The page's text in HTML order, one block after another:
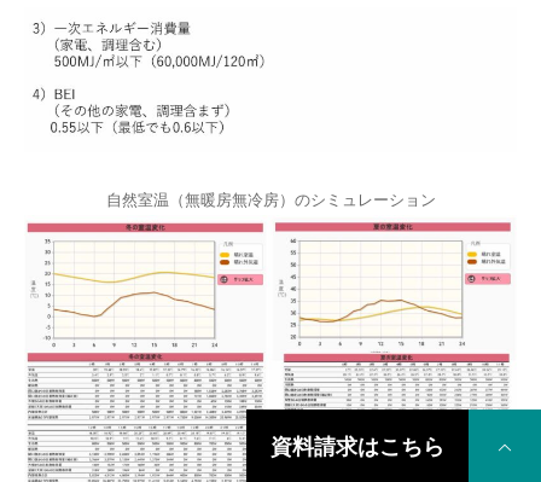
自然室温（無暖房無冷房）のシミュレーション
資料請求はこちら